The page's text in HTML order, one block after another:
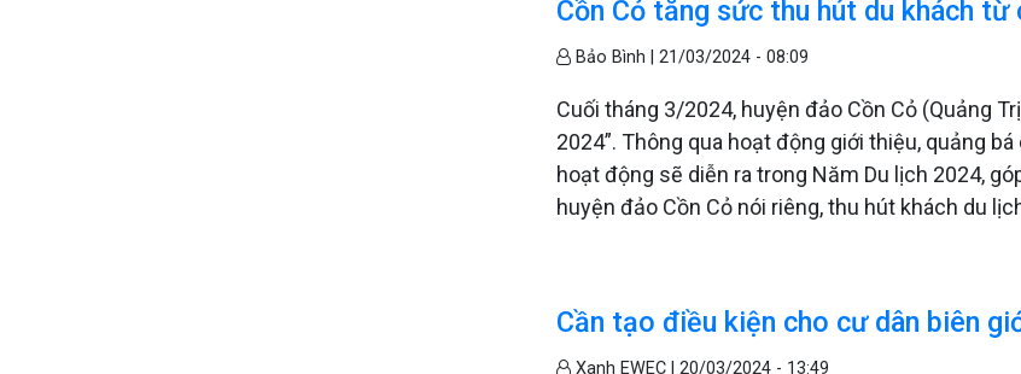
Cồn Cỏ tăng sức thu hút du khách
Bảo Bình |21/03/2024 - 08:09
Cuối tháng 3/2024, huyện đảo Cồn Cỏ (Quảng
2024”. Thông qua hoạt động giới thiệu, quảng
hoạt động sẽ diễn ra trong Năm Du lịch 2024,
huyện đảo Cồn Cỏ nói riêng, thu hút khách du
Cần tạo điều kiện cho cư dân biên
Xanh EWEC |20/03/2024 - 13:49